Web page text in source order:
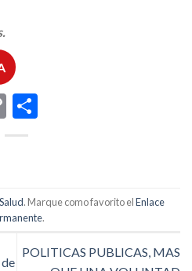
Copy
Link
Salud. Marque como favorito elEnlace
.
POLITICAS PUBLICAS, MAS